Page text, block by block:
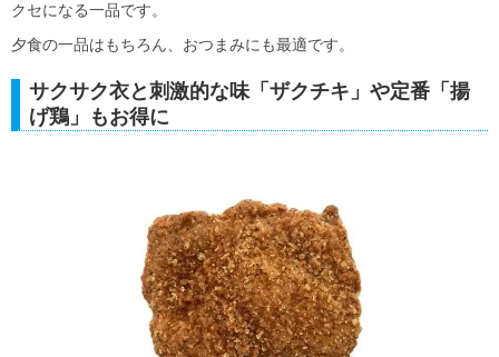
クセになる一品です。
夕食の一品はもちろん、おつまみにも最適です。
サクサク衣と刺激的な味「ザクチキ」や定番「揚
げ鶏」もお得に